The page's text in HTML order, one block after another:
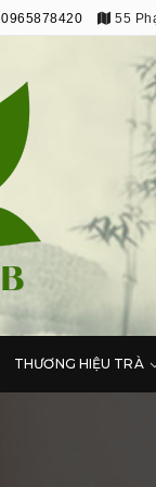
0965878420 55
THƯƠNG HIỆU TRÀ